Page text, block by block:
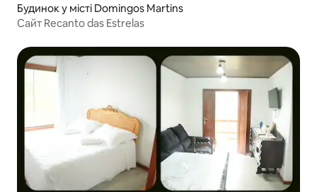
Будинок у місті Domingos Martins
Сайт Recanto das Estrelas